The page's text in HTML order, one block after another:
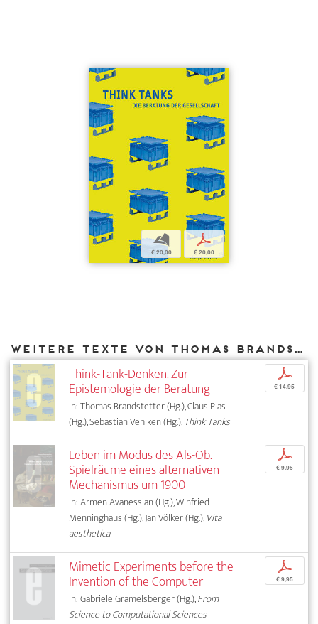
b
€ 20,00
p
€ 20,00
Weitere Texte von Thomas Brandstetter bei DIAPHANES
Think-Tank-Denken. Zur
Epistemologie der Beratung
In: Thomas Brandstetter (Hg.), Claus Pias
(Hg.), Sebastian Vehlken (Hg.),Think Tanks
p
€ 14,95
Leben im Modus des Als-Ob.
Spielräume eines alternativen
Mechanismus um 1900
In: Armen Avanessian (Hg.), Winfried
Menninghaus (Hg.), Jan Völker (Hg.),Vita
aesthetica
p
€ 9,95
Mimetic Experiments before the
Invention of the Computer
In: Gabriele Gramelsberger (Hg.),From
Science to Computational Sciences
p
€ 9,95